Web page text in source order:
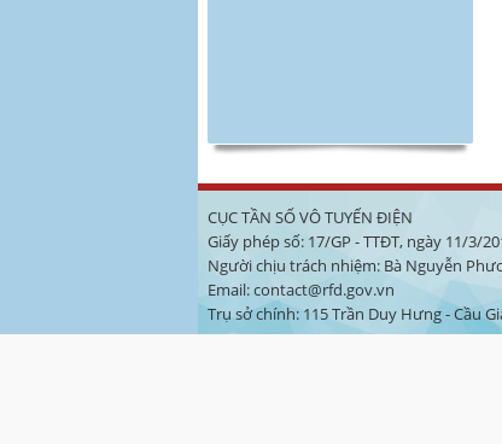
CỤC TẦN SỐ VÔ TUYẾN ĐIỆN
Giấy phép số: 17/GP - TTĐT, ngày 11/3/
Người chịu trách nhiệm: Bà Nguyễn
Email: contact@rfd.gov.vn
Trụ sở chính: 115 Trần Duy Hưng - Cầu